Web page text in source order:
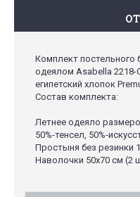
Комплект постельного
одеялом Asabella 2218-
египетский хлопок
Состав комплекта:
Летнее одеяло
50%-тенсел, 50%-
Простыня без резинки
Наволочки 50х70 см (2